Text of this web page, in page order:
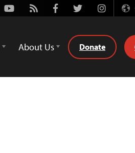
Youtube
Rss FacebookTwitter
About Us Donate